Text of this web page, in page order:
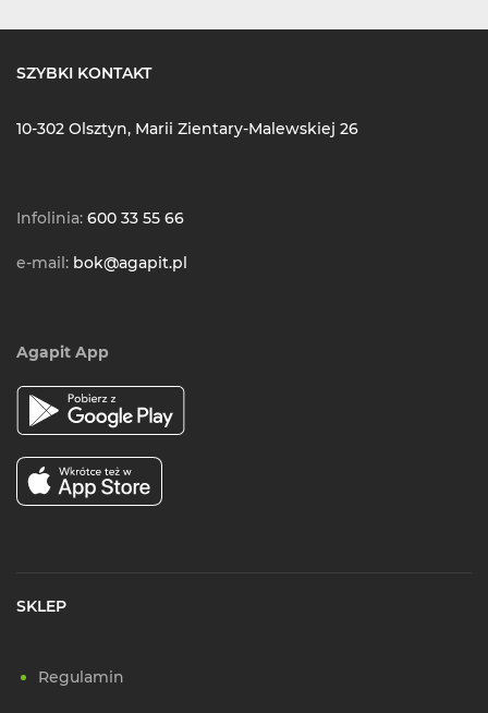
SZYBKI KONTAKT
10-302 Olsztyn, Marii Zientary-Malewskiej 26
Infolinia: 600 33 55 66
e-mail: bok@agapit.pl
Agapit App
SKLEP
Regulamin